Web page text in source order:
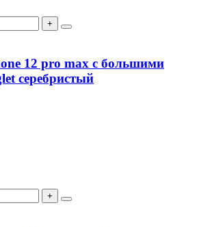
+
12 pro max с большими
серебристый
+